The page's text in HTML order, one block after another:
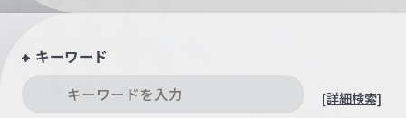
キーワード
[詳細検索]